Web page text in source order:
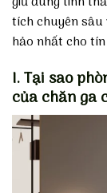
tích chuyên sâu
hảo nhất cho
I. Tại sao
của chăn ga